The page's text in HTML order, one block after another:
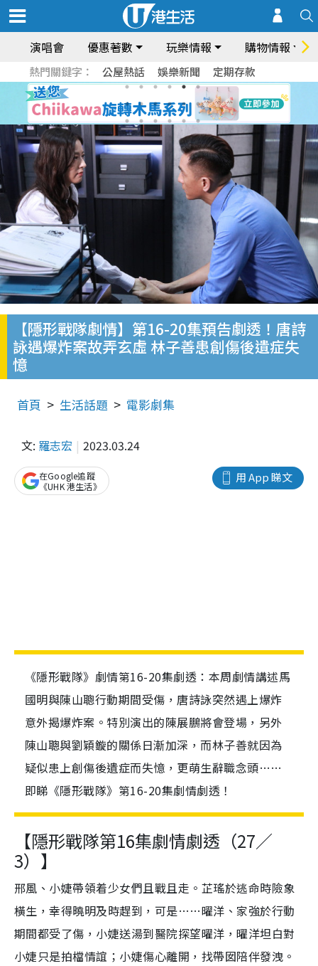
演唱會 優惠著數 玩樂情報 購物情報
熱門關鍵字： 公屋熱話 娛樂新聞 定期存款
【隱形戰隊劇情】第16-20集預告劇透！唐詩
詠遇爆炸案故弄玄虛 林子善患創傷後遺症失
憶
首頁 生活話題 電影劇集
文: 羅志宏 2023.03.24
用 App 睇文
在Google追蹤
《UHK 港生活》
《隱形戰隊》劇情第16-20集劇透：本周劇情講述馬
國明與陳山聰行動期間受傷，唐詩詠突然遇上爆炸
意外揭爆炸案。特別演出的陳展鵬將會登場，另外
陳山聰與劉穎鏇的關係日漸加深，而林子善就因為
疑似患上創傷後遺症而失憶，更萌生辭職念頭……
即睇《隱形戰隊》第16-20集劇情劇透！
【隱形戰隊第16集劇情劇透（27／
3）】
邢風、小婕帶領着少女們且戰且走。芷瑤於逃命時險象
橫生，幸得曉明及時趕到，可是……曜洋、家強於行動
期間都受了傷，小婕送湯到醫院探望曜洋，曜洋坦白對
小婕只是拍檔情誼；小婕傷心離開，找帶囡陪伴發洩。